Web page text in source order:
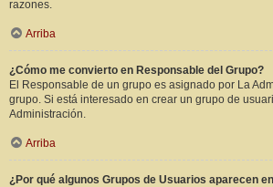
razones.
Arriba
¿Cómo me convierto en Responsable del Grupo?
El Responsable de un grupo es asignado por La
grupo. Si está interesado en crear un grupo de
Administración.
Arriba
¿Por qué algunos Grupos de Usuarios aparecen